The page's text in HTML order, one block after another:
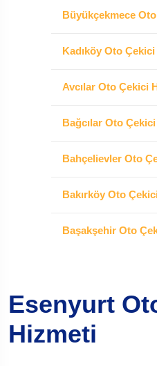
Büyükçekmece
Kadıköy Oto
Avcılar Oto Çekici
Bağcılar Oto
Bahçelievler Oto
Bakırköy Oto
Başakşehir Oto
Esenyurt
Hizmeti